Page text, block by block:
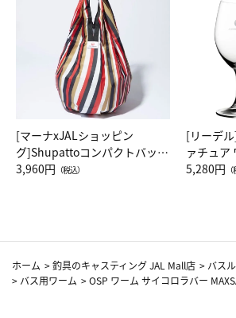
[マーナxJALショッピン
グ]Shupattoコンパクトバッグ
Drop JAL客室乗務員（LC）ス
3,960円 （税込）
[リーデ
ァチュア
ト（レッ
5,280円
ホーム >釣具のキャスティング JAL Mall店 > バス
> バス用ワーム >OSP ワーム サイコロラバー